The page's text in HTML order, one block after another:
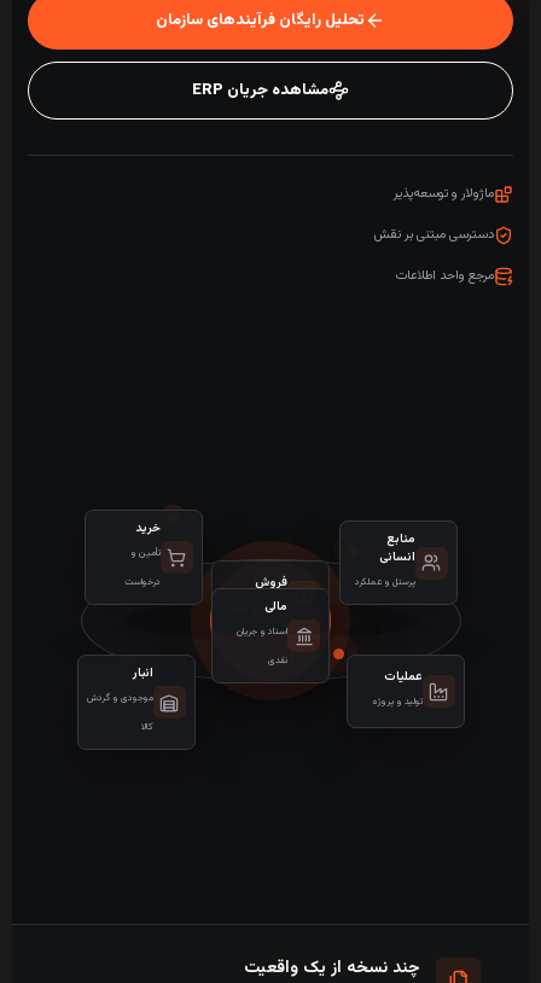
تحلیل رایگان فرآیندهای سازمان
مشاهده جریان ERP
ماژولار و توسعه‌پذیر
دسترسی مبتنی بر نقش
مرجع واحد اطلاعات
Tachra ERP
هسته یکپارچه سازمان
فروش
سفارش و قرارداد
انبار
موجودی و گردش
کالا
خرید
تأمین و
درخواست
مالی
اسناد و جریان
نقدی
منابع
انسانی
پرسنل و عملکرد
عملیات
تولید و پروژه
چند نسخه از یک واقعیت